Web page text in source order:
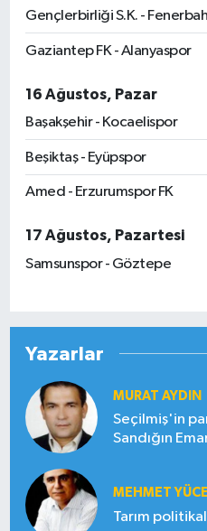
Gençlerbirliği S.K. -
Gaziantep FK - Alanyaspor
16 Ağustos, Pazar
Başakşehir - Kocaelispor
Beşiktaş - Eyüpspor
Amed - Erzurumspor FK
17 Ağustos, Pazartesi
Samsunspor - Göztepe
Yazarlar
MURAT AYDIN
Seçilmiş'in
Sandığın
MEHMET
Tarım